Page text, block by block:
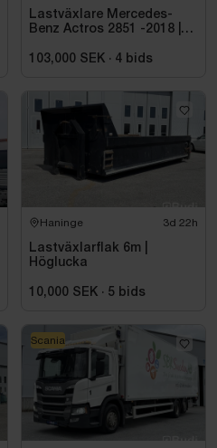
Lastväxlare Mercedes-
Benz Actros 2851 -2018 |
103,000 SEK · 4 bids
Haninge 3d 22h
Lastväxlarflak 6m |
Höglucka
10,000 SEK · 5 bids
Scania